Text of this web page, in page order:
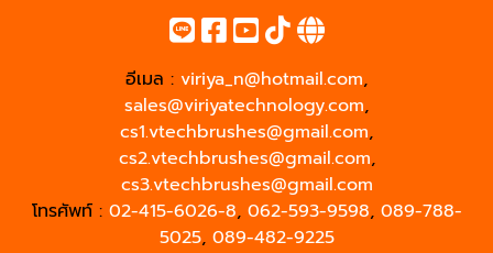
อีเมล : viriya_n@hotmail.com,
sales@viriyatechnology.com,
cs1.vtechbrushes@gmail.com,
cs2.vtechbrushes@gmail.com,
cs3.vtechbrushes@gmail.com
โทรศัพท์ : 02-415-6026-8, 062-593-9598, 089-788-
5025, 089-482-9225